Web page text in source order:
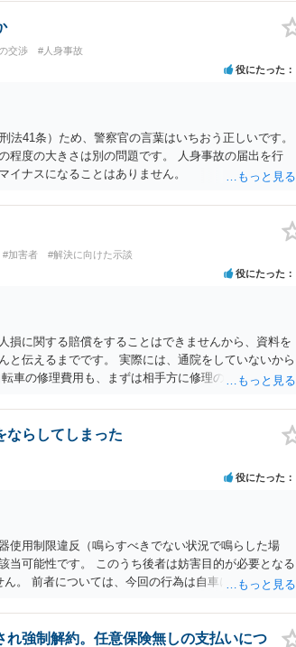
交渉 #人身事故
役にたった
41条）ため、警察官の言葉はいちおう正しいです。
程度の大きさは別の問題です。 人身事故の届出を行
イナスになることはありません。
#加害者 #解決に向けた示談
役にたった
損に関する賠償をすることはできませんから、資料を
と伝えるまでです。 実際には、通院をしていないから
車の修理費用も、まずは相手方に修理の見積書を出し
要はありません。しかも、そこに当方の過失割合をか
価が５万円で、修理費用が１０万円、当方の過失割合
らで取引をされているかを、インターネット等で調べ
つ当方の過失割合が１０割でない限りは、修理費用を
０万円で、修理費用が１０万円、当方の過失割合が５
とになります。 実際には、相手方の請求権と相殺処
なるでしょう。
ならしてしまった
役にたった
使用制限違反（鳴らすべきでない状況で鳴らした場
当可能性です。 このうち後者は妨害目的が必要となる
。 前者については、今回の行為は自車に接近した危
強制解約。任意保険無しの支払いにつ